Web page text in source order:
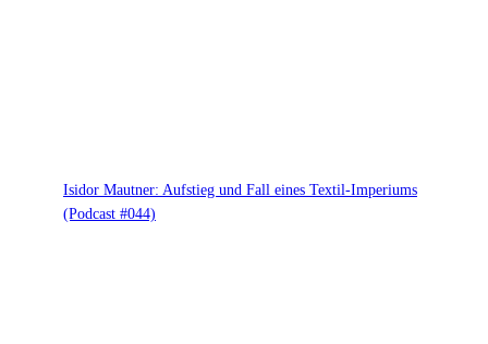
Isidor Mautner: Aufstieg und Fall eines Textil-Imperiums
(Podcast #044)